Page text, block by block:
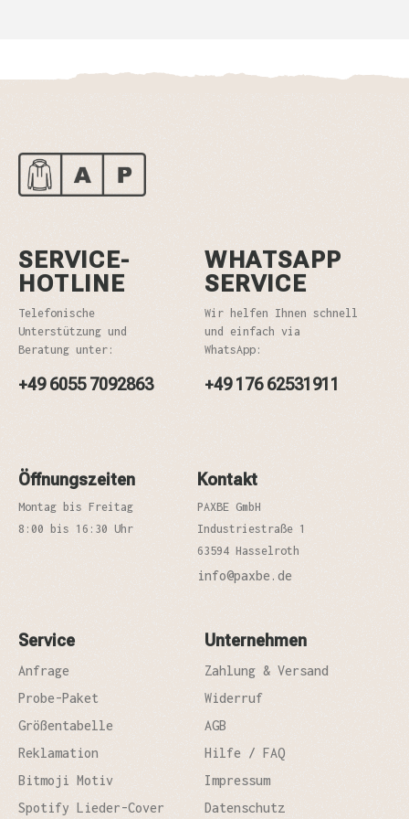
SERVICE-
HOTLINE
Telefonische
Unterstützung und
Beratung unter:
+49 6055 7092863
WHATSAPP
SERVICE
Wir helfen Ihnen schnell
und einfach via
WhatsApp:
+49 176 62531911
Öffnungszeiten
Montag bis Freitag
8:00 bis 16:30 Uhr
Kontakt
PAXBE GmbH
Industriestraße 1
63594 Hasselroth
info@paxbe.de
Service
Anfrage
Probe-Paket
Größentabelle
Reklamation
Bitmoji Motiv
Spotify Lieder-Cover
Unternehmen
Zahlung & Versand
Widerruf
AGB
Hilfe / FAQ
Impressum
Datenschutz